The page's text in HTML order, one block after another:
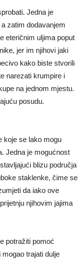
Jedna je
zatim dodavanjem
eteričnim uljima poput
jer im njihovi jaki
kako biste stvorili
narezati krumpire i
na jednom mjestu.
posudu.
koje se lako mogu
Jedna je mogućnost
blizu područja
staklenke, čime se
da iako ove
njihovim jajima
potražiti pomoć
trajati dulje